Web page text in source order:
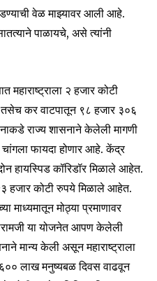
of
वेळ माझ्यावर आली आहे.
पाळायचे, असे त्यांनी
महाराष्ट्राला २ हजार कोटी
कर वाटपातून ९८ हजार ३०६
राज्य शासनाने केलेली मागणी
चांगला फायदा होणार आहे. केंद्र
हायस्पिड कॉरिडॉर मिळाले आहेत.
हजार कोटी रुपये मिळाले आहेत.
माध्यमातून मोठ्या प्रमाणावर
या योजनेत आपण केलेली
मान्य केली असून महाराष्ट्राला
लाख मनुष्यबळ दिवस वाढवून